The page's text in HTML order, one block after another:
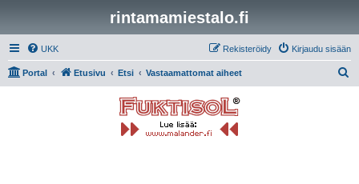
rintamamiestalo.fi
UKK Kirjaudu sisään
Rekisteröidy
Portal Etusivu Etsi Vastaamattomat aiheet